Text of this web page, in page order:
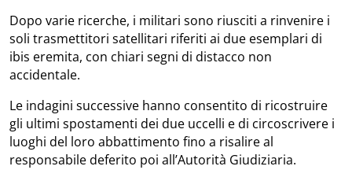
Dopo varie ricerche, i militari sono riusciti a rinvenire i
soli trasmettitori satellitari riferiti ai due esemplari di
ibis eremita, con chiari segni di distacco non
accidentale.
Le indagini successive hanno consentito di ricostruire
gli ultimi spostamenti dei due uccelli e di circoscrivere i
luoghi del loro abbattimento fino a risalire al
responsabile deferito poi all’Autorità Giudiziaria.